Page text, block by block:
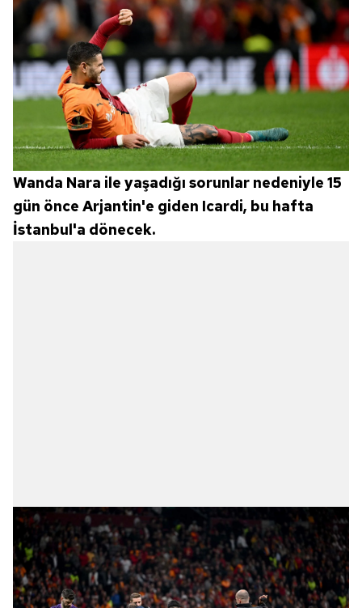
Wanda Nara ile yaşadığı sorunlar nedeniyle 15
gün önce Arjantin'e giden Icardi, bu hafta
İstanbul'a dönecek.